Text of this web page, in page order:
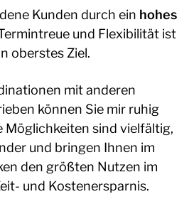
Kunden durch ein hohes
und Flexibilität ist
oberstes Ziel.
mit anderen
können Sie mir ruhig
Möglichkeiten sind vielfältig,
und bringen Ihnen im
den größten Nutzen im
und Kostenersparnis.